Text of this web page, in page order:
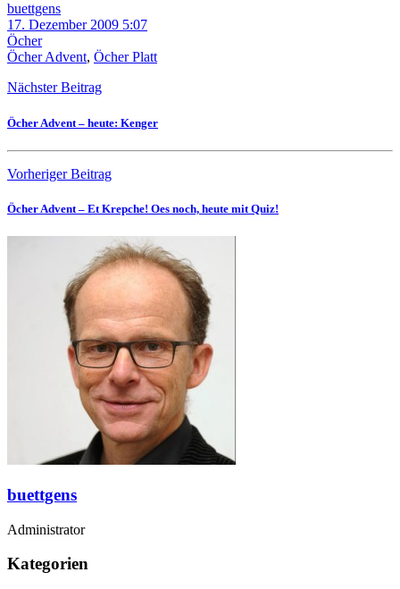
buettgens
17. Dezember 2009 5:07
Öcher
Öcher Advent, Öcher Platt
Nächster Beitrag
Öcher Advent – heute: Kenger
Vorheriger Beitrag
Öcher Advent – Et Krepche! Oes noch, heute mit Quiz!
buettgens
Administrator
Kategorien